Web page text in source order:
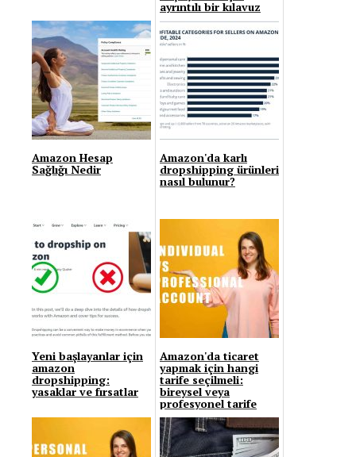
ayrıntılı bir kılavuz
Amazon Hesap
Sağlığı Nedir
Amazon'da karlı
dropshipping ürünleri
nasıl bulunur?
Yeni başlayanlar için
amazon
dropshipping:
yasaklar ve fırsatlar
Amazon'da ticaret
yapmak için hangi
tarife seçilmeli:
bireysel veya
profesyonel tarife